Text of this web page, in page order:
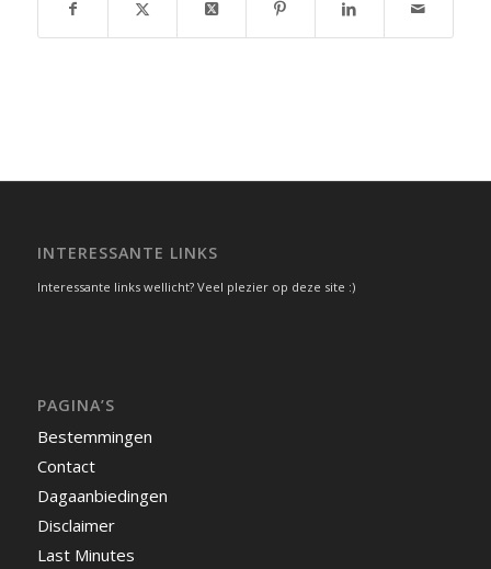
INTERESSANTE LINKS
Interessante links wellicht? Veel plezier op deze site :)
PAGINA’S
Bestemmingen
Contact
Dagaanbiedingen
Disclaimer
Last Minutes